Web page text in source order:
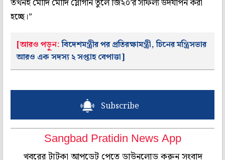
তখনই মোদি মোদি স্লোগান তুলে জি২০’র সাফল্য উদযাপন করা
হচ্ছে।”
[আরও পড়ুন:বিদেশমন্ত্রীর পর প্রতিরক্ষামন্ত্রী, চিনের মন্ত্রিসভার
আরও এক সদস্য ২ সপ্তাহ বেপাত্তা]
Subscribe
Sangbad Pratidin News App
খবরের টাটকা আপডেট পেতে ডাউনলোড করুন সংবাদ